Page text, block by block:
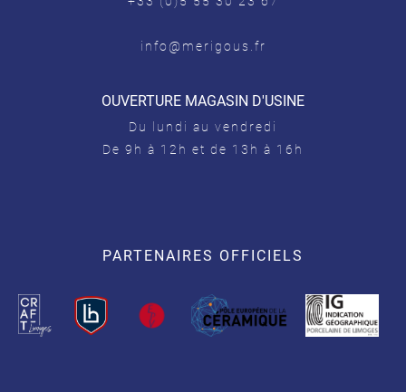
info@merigous.fr
OUVERTURE MAGASIN D'USINE
Du lundi au vendredi
De 9h à 12h et de 13h à 16h
PARTENAIRES OFFICIELS